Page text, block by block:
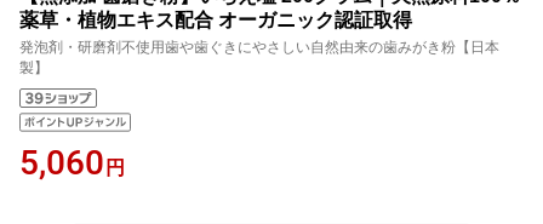
薬草・植物エキス配合 オーガニック認証取得
発泡剤・研磨剤不使用歯や歯ぐきにやさしい自然由来の歯みがき粉【日本
製】
5,060 円